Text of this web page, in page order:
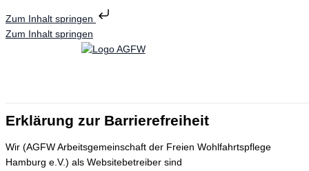
Zum Inhalt springen
Zum Inhalt springen
Erklärung zur Barrierefreiheit
Wir (AGFW Arbeitsgemeinschaft der Freien Wohlfahrtspflege
Hamburg e.V.) als Websitebetreiber sind